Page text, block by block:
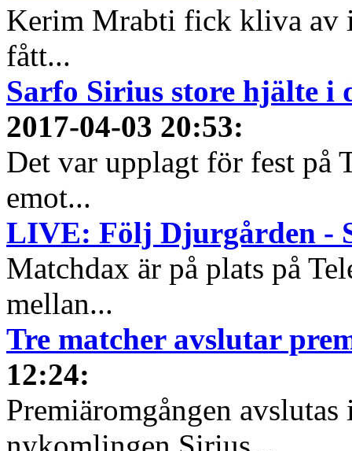
Kerim Mrabti fick kliva av i
fått...
Sarfo Sirius store hjälte i
2017-04-03 20:53:
Det var upplagt för fest på
emot...
LIVE: Följ Djurgården -
Matchdax är på plats på
mellan...
Tre matcher avslutar
12:24:
Premiäromgången